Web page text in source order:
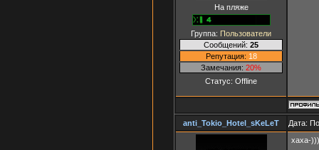
На пляже
Группа: Пользователи
Сообщений: 25
Репутация: 18
Замечания: 20%
Статус: Offline
anti_Tokio_Hotel_sKeLeT Дата:
хаха-